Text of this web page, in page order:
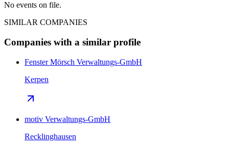
No events on file.
SIMILAR COMPANIES
Companies with a similar profile
Fenster Mörsch Verwaltungs-GmbH
Kerpen
motiv Verwaltungs-GmbH
Recklinghausen